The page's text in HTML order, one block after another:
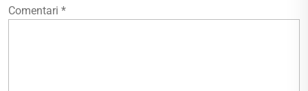
Comentari *